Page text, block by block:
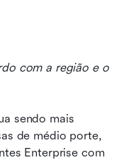
com a região e o
sendo mais
de médio porte,
Enterprise com